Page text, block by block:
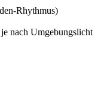
Rhythmus)
nach Umgebungslicht